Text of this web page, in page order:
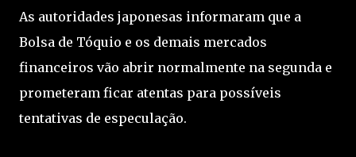
As autoridades japonesas informaram que a
Bolsa de Tóquio e os demais mercados
financeiros vão abrir normalmente na segunda e
prometeram ficar atentas para possíveis
tentativas de especulação.